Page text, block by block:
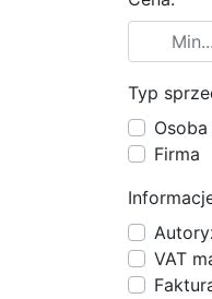
Typ
Firma
VAT